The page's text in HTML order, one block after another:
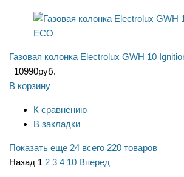
Газовая колонка Electrolux GWH 10
10990руб.
В корзину
К сравнению
В закладки
Показать еще 24 всего 220 товаров
Назад 1 2 3 4 10 Вперед